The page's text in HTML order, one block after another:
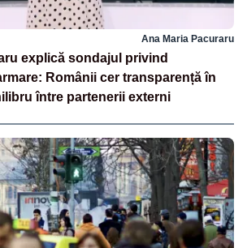
Ana Maria Pacuraru
explică sondajul privind
Românii cer transparență în
între partenerii externi